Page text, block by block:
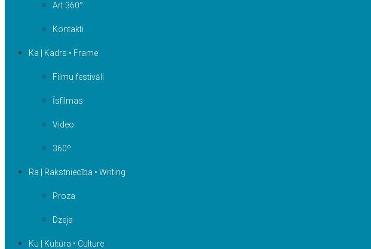
Art 360°
Kontakti
Ka | Kadrs • Frame
Filmu festivāli
Īsfilmas
Video
360º
Ra | Rakstniecība • Writing
Proza
Dzeja
Ku | Kultūra • Culture